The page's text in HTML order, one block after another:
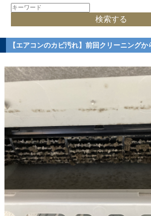
【エアコンのカビ汚れ】前回クリーニング